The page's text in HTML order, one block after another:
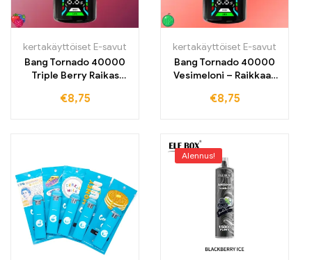
kertakäyttöiset E-savut
Bang Tornado 40000
Triple Berry Raikas
pitkäkestoiseen
€8,75
kertakäyttöiset E-savut
Bang Tornado 40000
Vesimeloni – Raikkaan
maku jokaisessa
€8,75
Alennus!